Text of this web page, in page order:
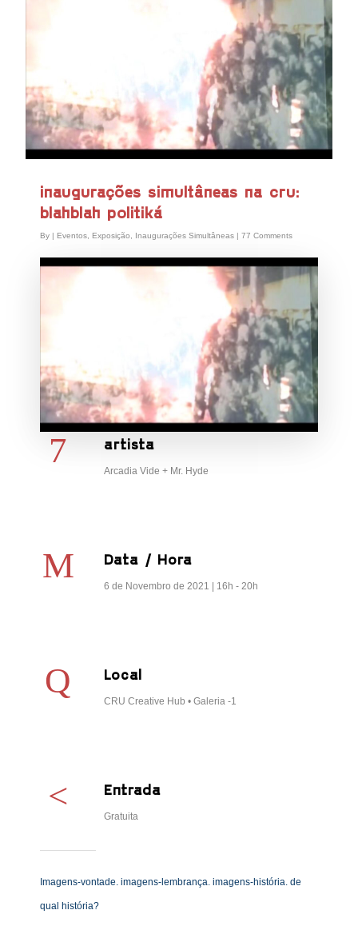
inaugurações simultâneas na cru:
blahblah politiká
By | Eventos Exposição Inaugurações Simultâneas | 77 Comments
artista
Arcadia Vide + Mr. Hyde
Data / Hora
6 de Novembro de 2021 | 16h - 20h
Local
CRU Creative Hub • Galeria -1
Entrada
Gratuita
Imagens-vontade. imagens-lembrança. imagens-história. de
qual história?